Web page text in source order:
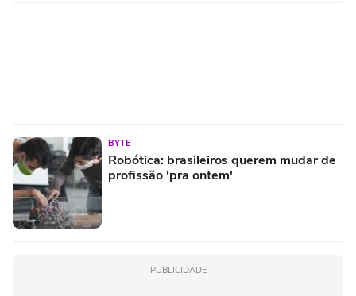
BYTE
Robótica: brasileiros querem mudar de
profissão 'pra ontem'
PUBLICIDADE